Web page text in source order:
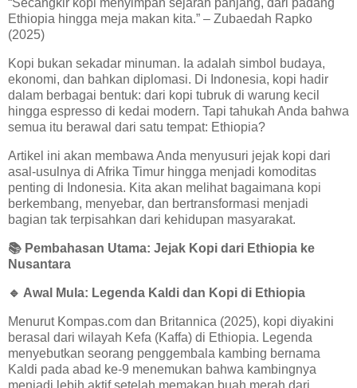
“Secangkir kopi menyimpan sejarah panjang, dari padang
Ethiopia hingga meja makan kita.” – Zubaedah Rapko
(2025)
Kopi bukan sekadar minuman. Ia adalah simbol budaya,
ekonomi, dan bahkan diplomasi. Di Indonesia, kopi hadir
dalam berbagai bentuk: dari kopi tubruk di warung kecil
hingga espresso di kedai modern. Tapi tahukah Anda bahwa
semua itu berawal dari satu tempat: Ethiopia?
Artikel ini akan membawa Anda menyusuri jejak kopi dari
asal-usulnya di Afrika Timur hingga menjadi komoditas
penting di Indonesia. Kita akan melihat bagaimana kopi
berkembang, menyebar, dan bertransformasi menjadi
bagian tak terpisahkan dari kehidupan masyarakat.
📚 Pembahasan Utama: Jejak Kopi dari Ethiopia ke
Nusantara
🔹 Awal Mula: Legenda Kaldi dan Kopi di Ethiopia
Menurut Kompas.com dan Britannica (2025), kopi diyakini
berasal dari wilayah Kefa (Kaffa) di Ethiopia. Legenda
menyebutkan seorang penggembala kambing bernama
Kaldi pada abad ke-9 menemukan bahwa kambingnya
menjadi lebih aktif setelah memakan buah merah dari